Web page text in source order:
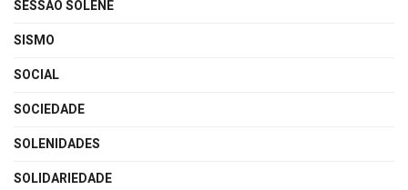
SESSÃO SOLENE
SISMO
SOCIAL
SOCIEDADE
SOLENIDADES
SOLIDARIEDADE